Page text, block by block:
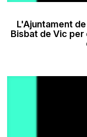
L'Ajuntament
Bisbat de Vic